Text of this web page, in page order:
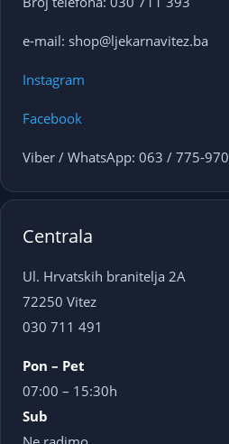
e-mail: shop@ljekarnavitez.ba
Instagram
Facebook
Viber / WhatsApp: 063 / 775-970
Centrala
Ul. Hrvatskih branitelja 2A
72250 Vitez
030 711 491
Pon – Pet
07:00 – 15:30h
Sub